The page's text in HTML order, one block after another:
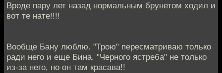
Вроде пару лет назад нормальным брунетом ходил и
вот те нате!!!!
Вообще Бану люблю. "Трою" пересматриваю только
ради него и еще Бина. "Черного ястреба" не только
из-за него, но он там красава!!